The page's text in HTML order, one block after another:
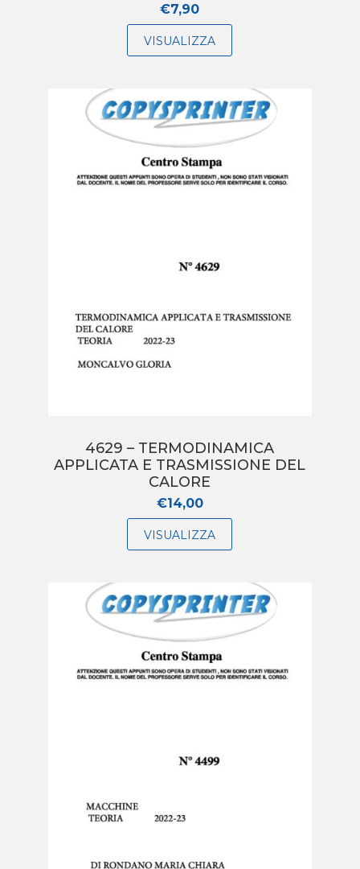
€7,90
VISUALIZZA
4629 – TERMODINAMICA
APPLICATA E TRASMISSIONE DEL
CALORE
€14,00
VISUALIZZA